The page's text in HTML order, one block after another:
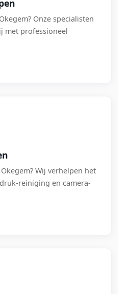
Onze specialisten
met professioneel
Wij verhelpen het
reiniging en camera-